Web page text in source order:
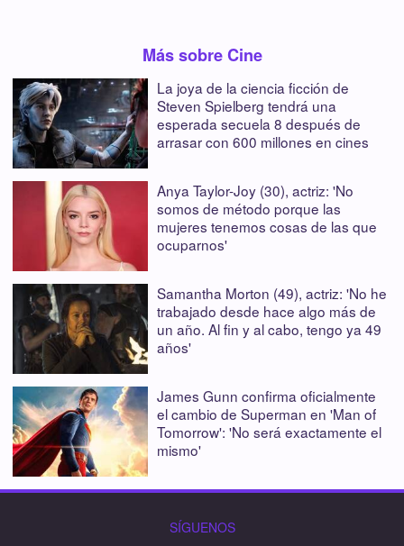
Más sobre Cine
La joya de la ciencia ficción de
Steven Spielberg tendrá una
esperada secuela 8 después de
arrasar con 600 millones en cines
Anya Taylor-Joy (30), actriz: 'No
somos de método porque las
mujeres tenemos cosas de las que
ocuparnos'
Samantha Morton (49), actriz: 'No he
trabajado desde hace algo más de
un año. Al fin y al cabo, tengo ya 49
años'
James Gunn confirma oficialmente
el cambio de Superman en 'Man of
Tomorrow': 'No será exactamente el
mismo'
SÍGUENOS